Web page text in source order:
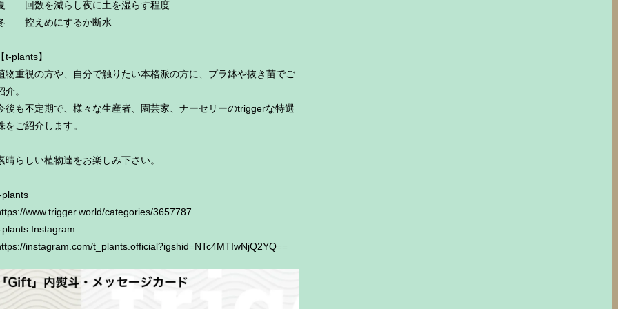
回数を減らし夜に土を湿らす程度
控えめにするか断水
t-plants】
物重視の方や、自分で触りたい本格派の方に、プラ鉢や抜き苗でご
介。
後も不定期で、様々な生産者、園芸家、ナーセリーのtriggerな特選
をご紹介します。
晴らしい植物達をお楽しみ下さい。
plants
www.trigger.world/categories/3657787
plants Instagram
instagram.com/t_plants.official?igshid=NTc4MTIwNjQ2YQ==